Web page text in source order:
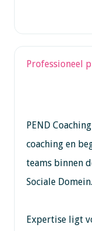
Professioneel
PEND
coaching en
teams binnen
Sociale Domein.
Expertise ligt